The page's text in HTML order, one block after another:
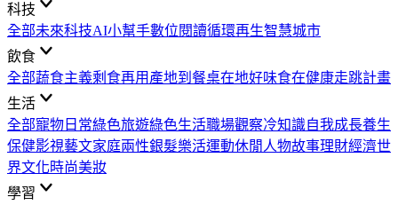
科技
全部未來科技AI小幫手數位閱讀循環再生智慧城市
飲食
全部蔬食主義剩食再用 產地到餐桌在地好味食在健康走跳計畫
生活
全部寵物日常綠色旅遊綠色生活職場觀察冷知識自我成長養生
保健影視藝文家庭兩性銀髮樂活運動休閒 人物故事理財經濟世
界文化時尚美妝
學習